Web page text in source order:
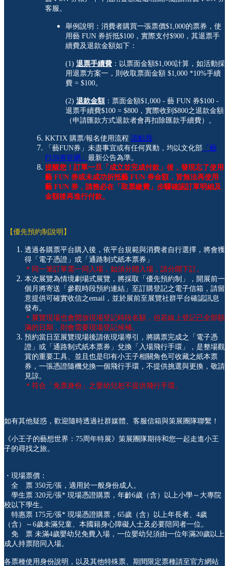
客服。
舉例說明：消費者購買一張票價$1,000的票券，使
用藝 FUN 券折抵$100，實際支付$900，其退票手
續費及退款金額如下：
(1) 退票手續費 ：以票面金額$1,000計算，如活動採
用退票方案一，則收取票面金額 $1,000 *10%手續
費 = $100。
(2) 退款金額 ：票面金額$1,000 - 藝 FUN 券$100 -
退票手續費$100 = $800，實際收到$800之退款金額
（申請匯款方式退款者會再扣除匯款手續費）。
KKTIX 購票/報名使用流程 請點我
「藝FUN券」未盡事宜或有任何異動，均以文化部 「藝
FUN券官網」 最新公告為準。
提醒您！訂單一旦「成立並完成付款」後，發現忘了使用
藝 FUN 券或未成功折抵藝 FUN 券金額，皆無法再使用
藝 FUN 券，請務必在「取票繳費」步驟確認訂單明細及
金額後再進行付款。
【優先預約制說明】
透過各購票平台購入後，依平台規範與消費者自行選擇，將會獲
得「電子憑證」或「通路制式紙本票券」
＊同一筆訂單需一同入場，如須分開入場，請分開下訂。
本次展覽為情境劇場式展覽，將採取「優先預約制」，開展前一
個月將寄送「參觀時段預約連結」至訂購登記之電子信箱，請留
意提供可確實收信之email，並於展前至展覽社群平台確認訊息
發布。
＊展覽現場也會開放現場登記時段名額，但若線上登記已全部額
滿的日期，則會需要現場登記候補。
預約當日至展覽現場後請依現場導引，將購票完成之「電子憑
證」或「通路制式紙本票券」兌換「入場飛行手環」，是整場觀
賞的重要工具、並且也是印有小王子相關角色可收藏之紙本票
券，一張憑證隨機兌換一個飛行手環，不提供挑選與更換，敬請
見諒。
＊符合「免票身份」之嬰幼兒恕不提供飛行手環。
如有其他疑惑，歡迎隨時透過社群媒體、客服信箱與策展團隊聯繫！
《小王子的藝想世界：75周年特展》策展團隊期待和您一起走進小王
子的尋找之旅。
・現場票價：
全 票 350元/張，適用於一般身份成人。
學生票 320元/張* 現場憑證購票，年齡6歲（含）以上小學～大專院
校以下學生。
特惠票 175元/張* 現場憑證購票，65歲（含）以上年長者、4歲
（含）～6歲未滿兒童、本國籍身心障礙人士及必要陪同者一位。
免 票 未滿4歲嬰幼兒免費入場，一位嬰幼兒須由一位年滿20歲以上
成人持票陪同入場。
各票種使用身份說明，以及其他特殊票、期間限定票種請至官方網站